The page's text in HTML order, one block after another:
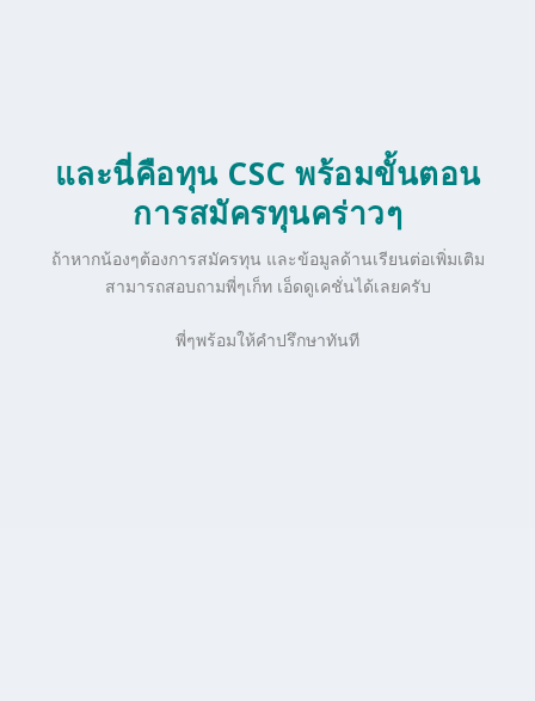
และนี่คือทุน CSC พร้อมขั้นตอน
การสมัครทุนคร่าวๆ
ถ้าหากน้องๆต้องการสมัครทุน และข้อมูลด้านเรียนต่อเพิ่มเติม
สามารถสอบถามพี่ๆเก็ท เอ็ดดูเคชั่นได้เลยครับ
พี่ๆพร้อมให้คำปรึกษาทันที